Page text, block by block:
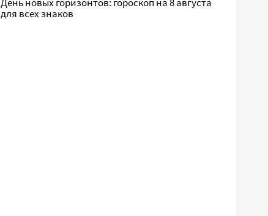
День новых горизонтов: гороскоп на 8 августа
для всех знаков